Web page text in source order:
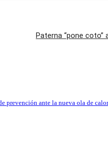
Paterna “pone
prevención ante la nueva ola de